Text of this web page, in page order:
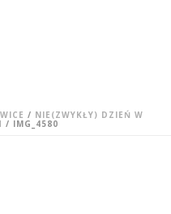
/ NIE(ZWYKŁY) DZIEŃ W
/ IMG_4580